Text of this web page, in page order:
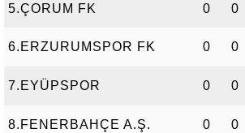
5.ÇORUM FK 0 0
6.ERZURUMSPOR FK 0 0
7.EYÜPSPOR 0 0
8.FENERBAHÇE A.Ş. 0 0